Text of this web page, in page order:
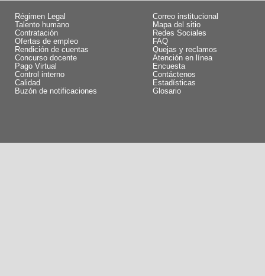
Régimen Legal
Talento humano
Contratación
Ofertas de empleo
Rendición de cuentas
Concurso docente
Pago Virtual
Control interno
Calidad
Buzón de notificaciones
Correo institucional
Mapa del sitio
Redes Sociales
FAQ
Quejas y reclamos
Atención en línea
Encuesta
Contáctenos
Estadísticas
Glosario